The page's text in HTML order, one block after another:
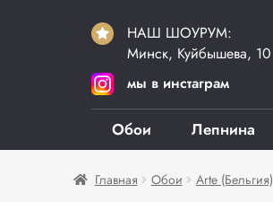
НАШ ШОУРУМ:
Минск, Куйбышева, 10
мы в инстаграм
Обои Лепнина
Главная Обои Arte (Бельгия)